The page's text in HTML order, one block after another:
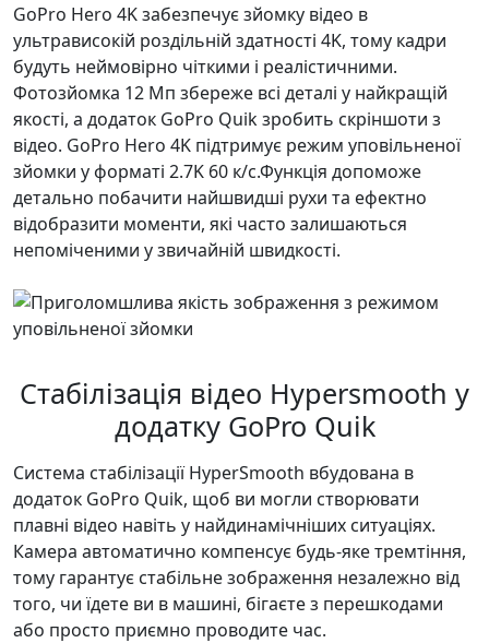
GoPro Hero 4K забезпечує зйомку відео в
ультрависокій роздільній здатності 4K, тому кадри
будуть неймовірно чіткими і реалістичними.
Фотозйомка 12 Мп збереже всі деталі у найкращій
якості, а додаток GoPro Quik зробить скріншоти з
відео. GoPro Hero 4K підтримує режим уповільненої
зйомки у форматі 2.7K 60 к/с.Функція допоможе
детально побачити найшвидші рухи та ефектно
відобразити моменти, які часто залишаються
непоміченими у звичайній швидкості.
Стабілізація відео Hypersmooth у
додатку GoPro Quik
Система стабілізації HyperSmooth вбудована в
додаток GoPro Quik, щоб ви могли створювати
плавні відео навіть у найдинамічніших ситуаціях.
Камера автоматично компенсує будь-яке тремтіння,
тому гарантує стабільне зображення незалежно від
того, чи їдете ви в машині, бігаєте з перешкодами
або просто приємно проводите час.